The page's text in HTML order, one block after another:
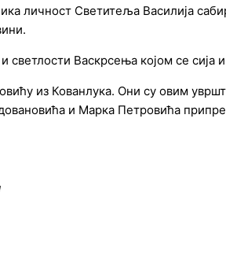
личност Светитеља Василија
Васкрсења којом се сија
из Кованлука. Они су овим
и Марка Петровића